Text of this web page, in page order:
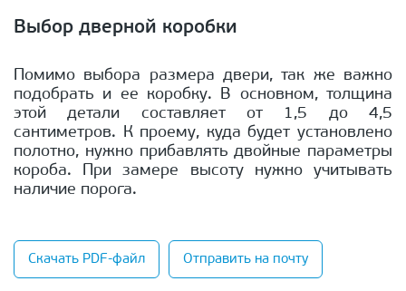
Выбор дверной коробки
Помимо выбора размера двери, так же важно
подобрать и ее коробку. В основном, толщина
этой детали составляет от 1,5 до 4,5
сантиметров. К проему, куда будет установлено
полотно, нужно прибавлять двойные параметры
короба. При замере высоту нужно учитывать
наличие порога.
Скачать PDF-файл Отправить на почту